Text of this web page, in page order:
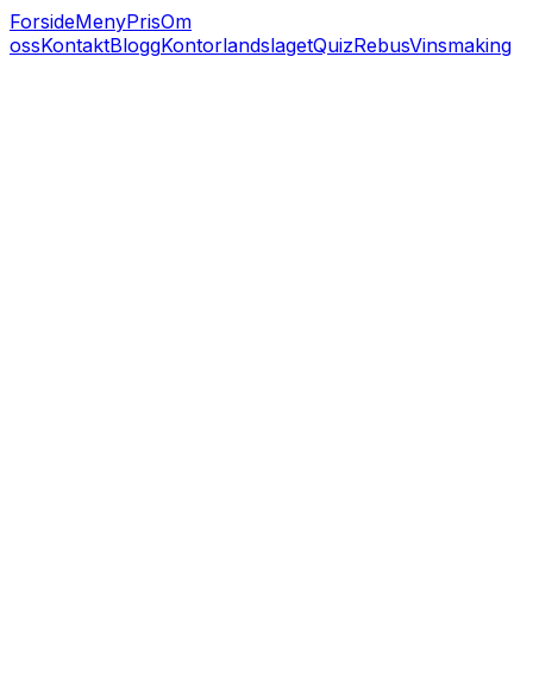
ForsideMenyPrisOm
ossKontaktBloggKontorlandslagetQuizRebusVinsmaking